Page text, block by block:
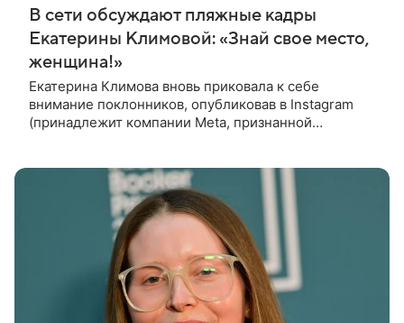
В сети обсуждают пляжные кадры
Екатерины Климовой: «Знай свое место,
женщина!»
Екатерина Климова вновь приковала к себе
внимание поклонников, опубликовав в Instagram
(принадлежит компании Meta, признанной